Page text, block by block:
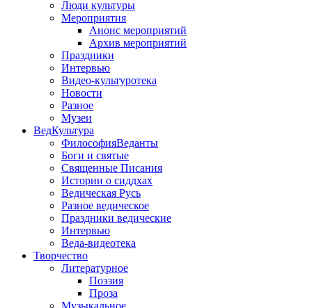
Люди культуры
Мероприятия
Анонс мероприятий
Архив мероприятий
Праздники
Интервью
Видео-культуротека
Новости
Разное
Музеи
ВедКультура
ФилософияВеданты
Боги и святые
Священные Писания
Истории о сиддхах
Ведическая Русь
Разное ведическое
Праздники ведические
Интервью
Веда-видеотека
Творчество
Литературное
Поэзия
Проза
Музыкальное